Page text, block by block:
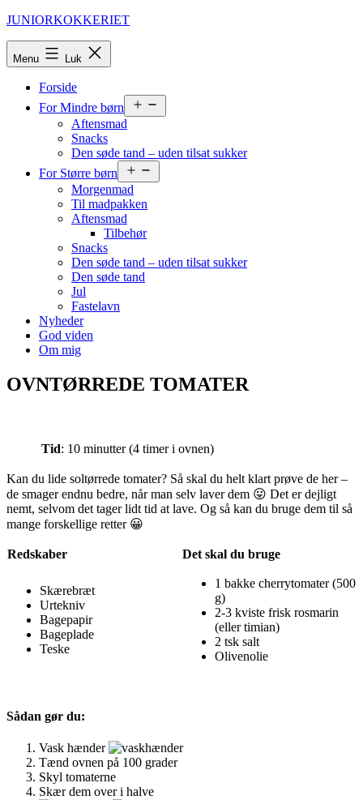
Fortsæt
JUNIORKOKKERIET
Menu Luk
Forside
For Mindre børn
menu
Aftensmad
Snacks
Den søde tand – uden tilsat sukker
For Større børn
menu
Morgenmad
Til madpakken
Aftensmad
Tilbehør
Snacks
Den søde tand – uden tilsat sukker
Den søde tand
Jul
Fastelavn
Nyheder
God viden
Om mig
OVNTØRREDE TOMATER
Tid: 10 minutter (4 timer i ovnen)
Kan du lide soltørrede tomater? Så skal du helt klart prøve de her –
de smager endnu bedre, når man selv laver dem 😛 Det er dejligt
nemt, selvom det tager lidt tid at lave. Og så kan du bruge dem til så
mange forskellige retter 😀
Redskaber Det skal du bruge
Skærebræt
Urtekniv
Bagepapir
Bageplade
Teske
1 bakke cherrytomater (500
g)
2-3 kviste frisk rosmarin
(eller timian)
2 tsk salt
Olivenolie
Sådan gør du:
Vask hænder
Tænd ovnen på 100 grader
Skyl tomaterne
Skær dem over i halve